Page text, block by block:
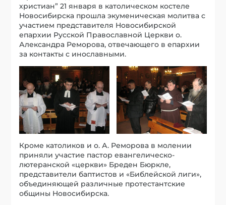
христиан” 21 января в католическом костеле
Новосибирска прошла экуменическая молитва с
участием представителя Новосибирской
епархии Русской Православной Церкви о.
Александра Реморова, отвечающего в епархии
за контакты с инославными.
Кроме католиков и о. А. Реморова в молении
приняли участие пастор евангелическо-
лютеранской «церкви» Бреден Бюркле,
представители баптистов и «Библейской лиги»,
объединяющей различные протестантские
общины Новосибирска.